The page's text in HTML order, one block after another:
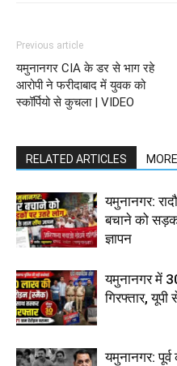
Previous article
यमुनानगर CIA के डर से भाग रहे
आरोपी ने फरीदाबाद में युवक को
स्कॉर्पियो से कुचला | VIDEO
RELATED ARTICLES
यमुनानगर:
बचाने को
ज्ञापन
यमुनानगर में
गिरफ्तार,
यमुनानगर: